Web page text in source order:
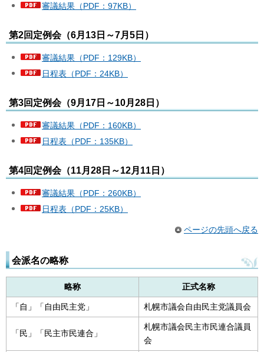
審議結果（PDF：97KB）
第2回定例会（6月13日～7月5日）
審議結果（PDF：129KB）
日程表（PDF：24KB）
第3回定例会（9月17日～10月28日）
審議結果（PDF：160KB）
日程表（PDF：135KB）
第4回定例会（11月28日～12月11日）
審議結果（PDF：260KB）
日程表（PDF：25KB）
ページの先頭へ戻る
会派名の略称
略称 正式名称
「自」「自由民主党」 札幌市議会自由民主党議員会
「民」「民主市民連合」
札幌市議会民主市民連合議員
会